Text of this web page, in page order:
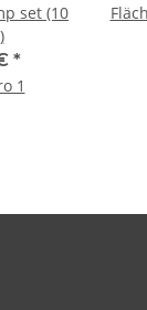
set (10
*
1